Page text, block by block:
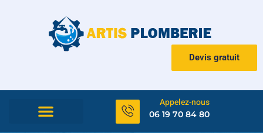
Devis gratuit
Appelez-nous
06 19 70 84 80